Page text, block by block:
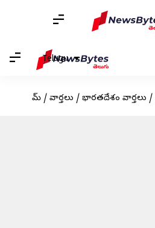
Telugu
హోమ్ / వార్తలు / భారతదేశం వార్తలు /